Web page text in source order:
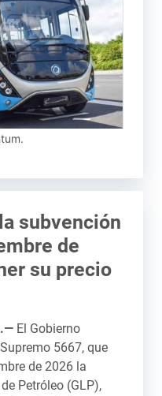
subvención
de
su precio
El Gobierno
5667, que
de 2026 la
Petróleo (GLP),